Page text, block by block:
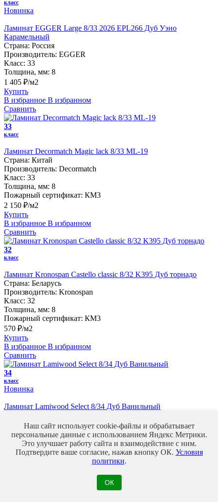
класс
Новинка
Ламинат EGGER Large 8/33 2026 EPL266 Дуб Уэно
Карамельный
Страна: Россия
Производитель: EGGER
Класс: 33
Толщина, мм: 8
1 405 ₽/м2
Купить
В избранное В избранном
Сравнить
33
класс
Ламинат Decormatch Magic lack 8/33 ML-19
Страна: Китай
Производитель: Decormatch
Класс: 33
Толщина, мм: 8
Пожарный сертификат: КМ3
2 150 ₽/м2
Купить
В избранное В избранном
Сравнить
32
класс
Ламинат Kronospan Castello classic 8/32 K395 Дуб торнадо
Страна: Беларусь
Производитель: Kronospan
Класс: 32
Толщина, мм: 8
Пожарный сертификат: КМ3
570 ₽/м2
Купить
В избранное В избранном
Сравнить
34
класс
Новинка
Ламинат Lamiwood Select 8/34 Дуб Ванильный
Производитель: Lamiwood
Класс: 34
Толщина, мм: 8
Пожарный сертификат: КМ2
Наш сайт использует cookie-файлы и обрабатывает
персональные данные с использованием Яндекс Метрики.
Это улучшает работу сайта и взаимодействие с ним.
Подтвердите ваше согласие, нажав кнопку ОК. Условия
политики.
ОК